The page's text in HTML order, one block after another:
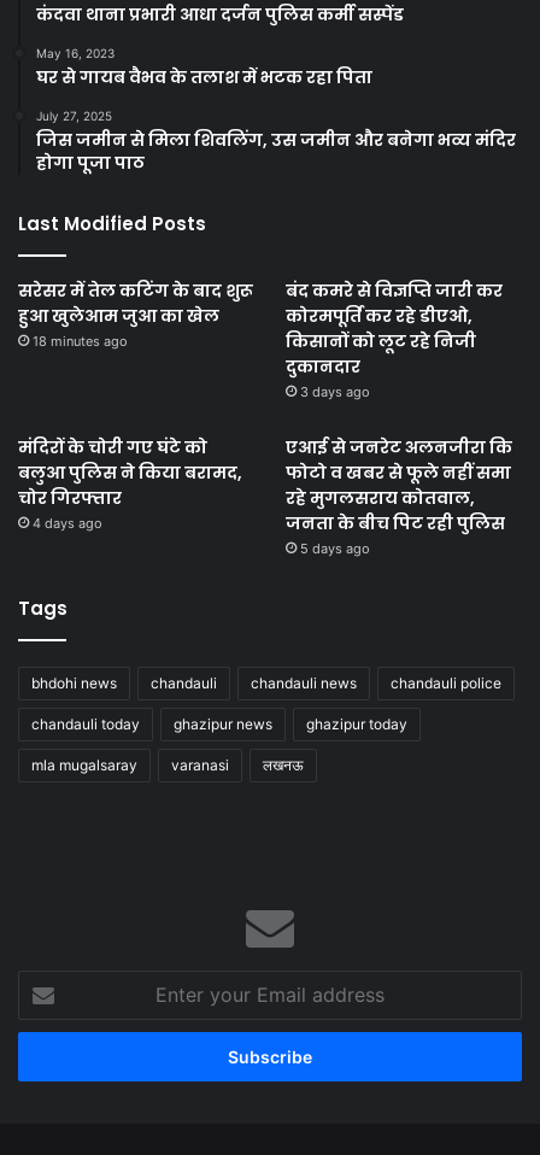
कंदवा थाना प्रभारी आधा दर्जन पुलिस कर्मी सस्पेंड
May 16, 2023
घर से गायब वैभव के तलाश में भटक रहा पिता
July 27, 2025
जिस जमीन से मिला शिवलिंग, उस जमीन और बनेगा भव्य मंदिर
होगा पूजा पाठ
Last Modified Posts
सरेसर में तेल कटिंग के बाद शुरू
हुआ खुलेआम जुआ का खेल
18 minutes ago
बंद कमरे से विज्ञप्ति जारी कर
कोरमपूर्ति कर रहे डीएओ,
किसानों को लूट रहे निजी
दुकानदार
3 days ago
मंदिरों के चोरी गए घंटे को
बलुआ पुलिस ने किया बरामद,
चोर गिरफ्तार
4 days ago
एआई से जनरेट अलनजीरा कि
फोटो व खबर से फूले नहीं समा
रहे मुगलसराय कोतवाल,
जनता के बीच पिट रही पुलिस
5 days ago
Tags
bhdohi news chandauli chandauli news chandauli police
chandauli today ghazipur news ghazipur today
mla mugalsaray varanasi लखनऊ
your
Email